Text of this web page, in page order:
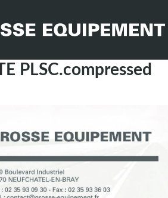
PLSC.compressed